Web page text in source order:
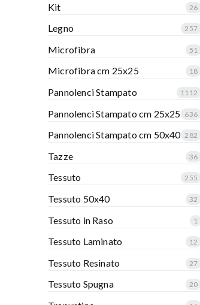
Kit 26
Legno 257
Microfibra 51
Microfibra cm 25x25 18
Pannolenci Stampato 1112
Pannolenci Stampato cm 25x25 636
Pannolenci Stampato cm 50x40 282
Tazze 36
Tessuto 255
Tessuto 50x40 32
Tessuto in Raso 1
Tessuto Laminato 12
Tessuto Resinato 27
Tessuto Spugna 20